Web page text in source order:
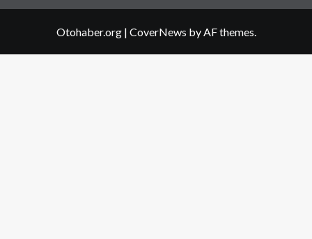
Otohaber.org | CoverNews by AF themes.